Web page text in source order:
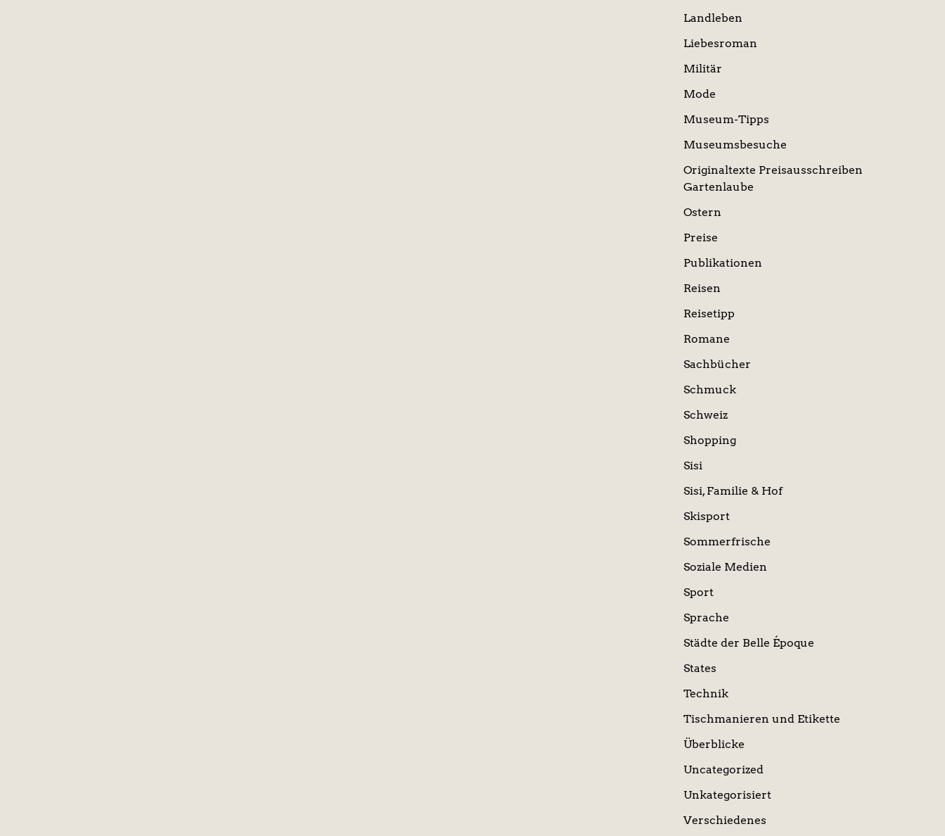
Landleben
Liebesroman
Militär
Mode
Museum-Tipps
Museumsbesuche
Originaltexte Preisausschreiben
Gartenlaube
Ostern
Preise
Publikationen
Reisen
Reisetipp
Romane
Sachbücher
Schmuck
Schweiz
Shopping
Sisi
Sisi, Familie & Hof
Skisport
Sommerfrische
Soziale Medien
Sport
Sprache
Städte der Belle Époque
States
Technik
Tischmanieren und Etikette
Überblicke
Uncategorized
Unkategorisiert
Verschiedenes